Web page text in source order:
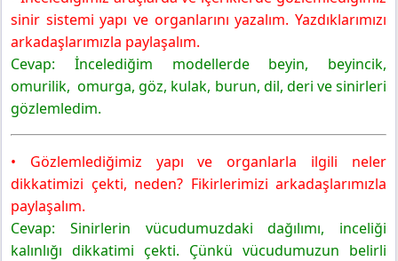
Pekiştirme İstasyonu-6
sinir sistemi yapı ve organlarını yazalım. Yazdıklarımızı
arkadaşlarımızla paylaşalım.
Cevap: İncelediğim modellerde beyin, beyincik,
omurilik, omurga, göz, kulak, burun, dil, deri ve sinirleri
gözlemledim.
• Gözlemlediğimiz yapı ve organlarla ilgili neler
dikkatimizi çekti, neden? Fikirlerimizi arkadaşlarımızla
paylaşalım.
Cevap: Sinirlerin vücudumuzdaki dağılımı, inceliği
kalınlığı dikkatimi çekti. Çünkü vücudumuzun belirli